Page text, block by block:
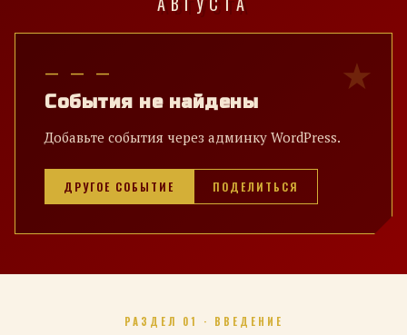
— — —
События не найдены
Добавьте события через админку WordPress.
ДРУГОЕ СОБЫТИЕ ПОДЕЛИТЬСЯ
РАЗДЕЛ 01 · ВВЕДЕНИЕ